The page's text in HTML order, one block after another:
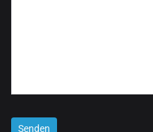
Bitte lasse dieses Feld leer.